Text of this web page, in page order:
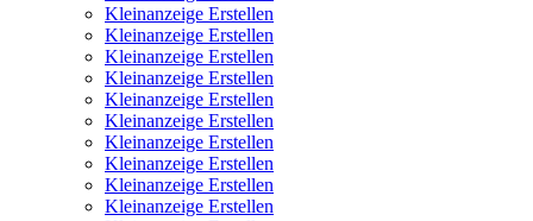
Kleinanzeige Erstellen
Kleinanzeige Erstellen
Kleinanzeige Erstellen
Kleinanzeige Erstellen
Kleinanzeige Erstellen
Kleinanzeige Erstellen
Kleinanzeige Erstellen
Kleinanzeige Erstellen
Kleinanzeige Erstellen
Kleinanzeige Erstellen